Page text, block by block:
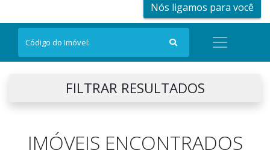
Nós ligamos para você
FILTRAR RESULTADOS
IMÓVEIS ENCONTRADOS